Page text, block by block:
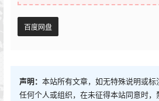
百度网盘
声明： 本站所有文章，如无特殊说明或标
任何个人或组织，在未征得本站同意时，